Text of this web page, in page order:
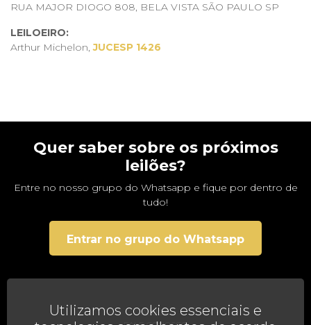
RUA MAJOR DIOGO 808, BELA VISTA SÃO PAULO SP
LEILOEIRO:
Arthur Michelon,JUCESP 1426
Quer saber sobre os próximos
leilões?
Entre no nosso grupo do Whatsapp e fique por dentro de
tudo!
Entrar no grupo do Whatsapp
AJUDA
Utilizamos cookies essenciais e